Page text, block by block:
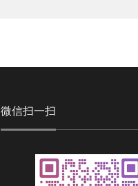
微信扫一扫